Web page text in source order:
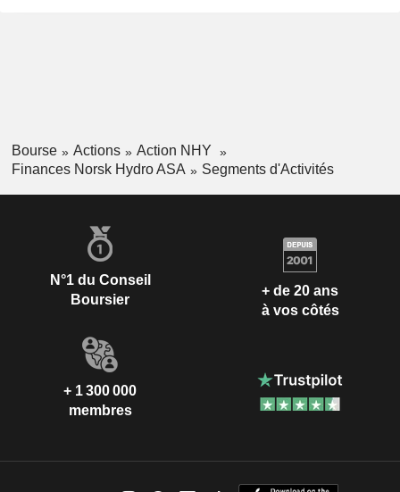
Bourse Actions
Action NHY
Finances Norsk Hydro ASA
Segments d'Activités
N°1 du Conseil
Boursier
+ de 20 ans
à vos côtés
+ 1 300 000
membres